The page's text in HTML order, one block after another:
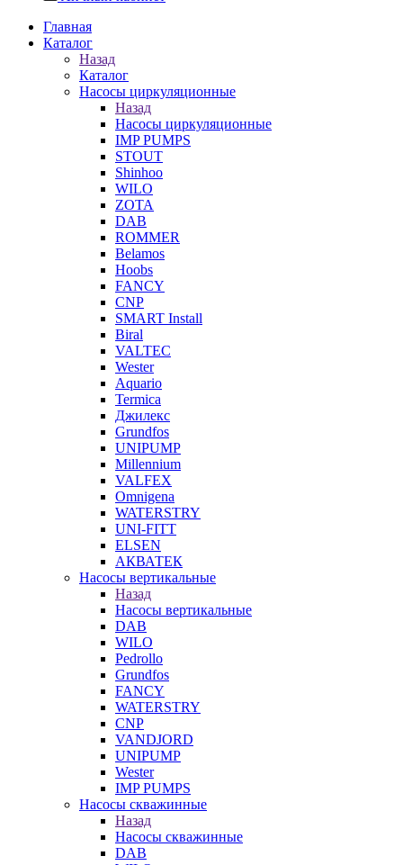
Главная
Каталог
Назад
Каталог
Насосы циркуляционные
Назад
Насосы циркуляционные
IMP PUMPS
STOUT
Shinhoo
WILO
ZOTA
DAB
ROMMER
Belamos
Hoobs
FANCY
CNP
SMART Install
Biral
VALTEC
Wester
Aquario
Termica
Джилекс
Grundfos
UNIPUMP
Millennium
VALFEX
Omnigena
WATERSTRY
UNI-FITT
ELSEN
АКВАТЕК
Насосы вертикальные
Назад
Насосы вертикальные
DAB
WILO
Pedrollo
Grundfos
FANCY
WATERSTRY
CNP
VANDJORD
UNIPUMP
Wester
IMP PUMPS
Насосы скважинные
Назад
Насосы скважинные
DAB